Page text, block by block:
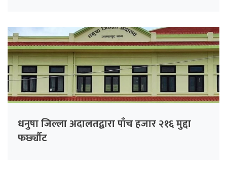
धनुषा जिल्ला अदालतद्वारा पाँच हजार २१६ मुद्दा
फर्छ्यौट